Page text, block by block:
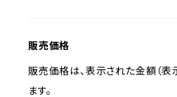
販売価格
販売価格は、表示された金額（
ます。